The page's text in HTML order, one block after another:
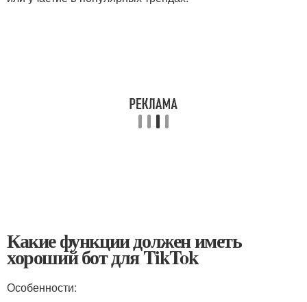
Какие функции должен иметь
хороший бот для TikTok
Особенности: